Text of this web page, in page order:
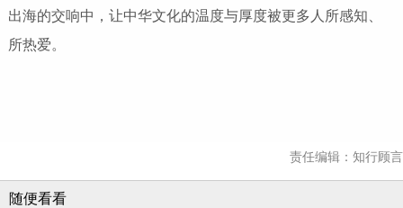
出海的交响中，让中华文化的温度与厚度被更多人所感知、
所热爱。
责任编辑：知行顾言
随便看看